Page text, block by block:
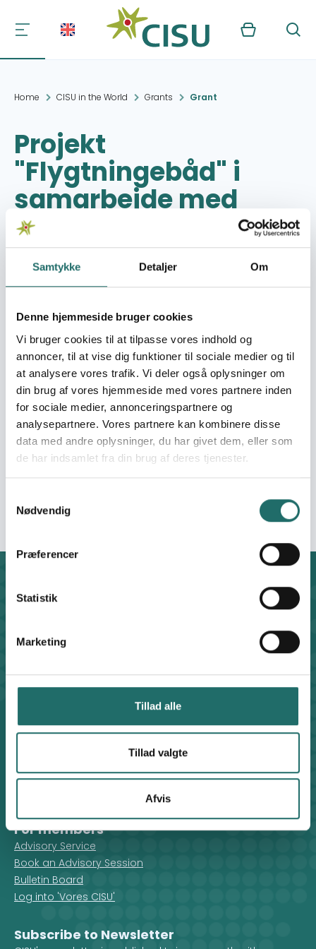
Samtykke Detaljer Om
Denne hjemmeside bruger cookies
Vi bruger cookies til at tilpasse vores indhold og
annoncer, til at vise dig funktioner til sociale medier og til
at analysere vores trafik. Vi deler også oplysninger om
din brug af vores hjemmeside med vores partnere inden
for sociale medier, annonceringspartnere og
analysepartnere. Vores partnere kan kombinere disse
data med andre oplysninger, du har givet dem, eller som
de har indsamlet fra din brug af deres tjenester.
Nødvendig
Præferencer
Statistik
Marketing
Tillad alle
Tillad valgte
Afvis
Kurv Søg
Home CISU in the World Grants Grant
Projekt
"Flygtningebåd" i
samarbejde med
Levende Hav
Project period: 01.06.2010 - 31.12.2010
Granted amount: 5,000,- DKK
Organization:
STS International
Solidarity
Pool: Oplysningspuljen
Grant type: Oplysningsaktivitet
For general enquiries, you can reach the secretariat on
+45 8612 0342
FacebookLinkedInInstagram
X
Find Staff Members
How to File a Complaint
Privacy Policy
For members
Advisory Service
Book an Advisory Session
Bulletin Board
Log into 'Vores CISU'
Subscribe to Newsletter